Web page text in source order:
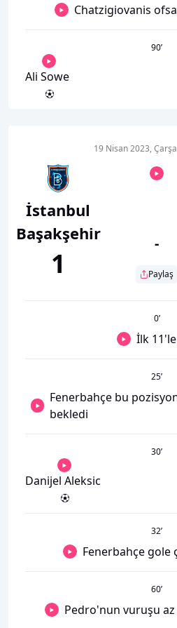
Chatzigiovanis
90’
Ali Sowe
İstanbul
Başakşehir
1
19 Nisan 2023,
-
Paylaş
0’
İlk
25’
Fenerbahçe bu
bekledi
30’
Danijel Aleksic
32’
Fenerbahçe gole
60’
Pedro'nun vuruşu az